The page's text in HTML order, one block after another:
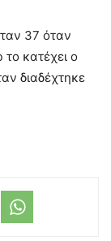
37 όταν
κατέχει ο
διαδέχτηκε